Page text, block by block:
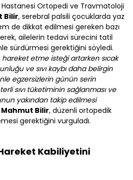
Ortopedi ve Travmatoloji
Bilir, serebral palsili çocuklarda yaz
de dikkat edilmesi gereken bazı
ailelerin tedavi sürecini tatil
sürdürmesi gerektiğini söyledi.
hareket etme isteği artarken sıcak
ve sıvı kaybı daha belirgin
egzersizlerin günün serin
sıvı tüketiminin sağlanması ve
yakından takip edilmesi
Mahmut Bilir, düzenli ortopedik
gerektiğini vurguladı.
Kabiliyetini